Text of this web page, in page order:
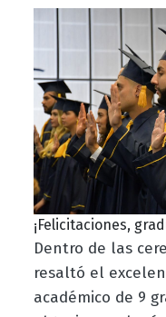
¡Felicitaciones,
Dentro de las
resaltó el
académico de 9